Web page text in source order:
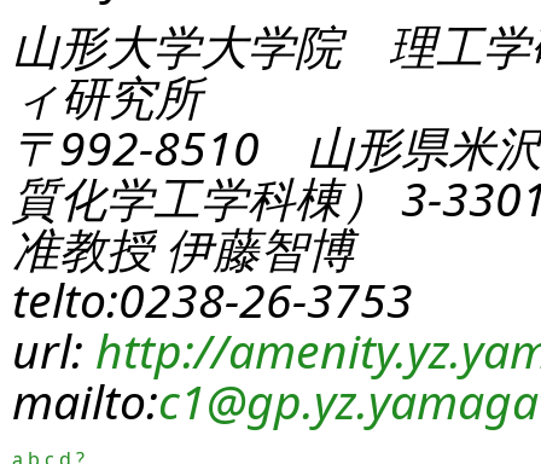
山形大学大学院 理工学
ィ研究所
〒992-8510 山形県米
質化学工学科棟） 3-
准教授 伊藤智博
telto:0238-26-3753
url: http://
mailto:c1